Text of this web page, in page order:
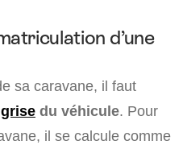
d’une
sa caravane, il faut
du véhicule. Pour
il se calcule comme